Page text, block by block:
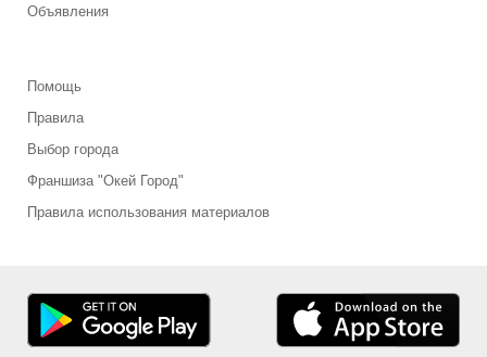
Объявления
Помощь
Правила
Выбор города
Франшиза "Окей Город"
Правила использования материалов